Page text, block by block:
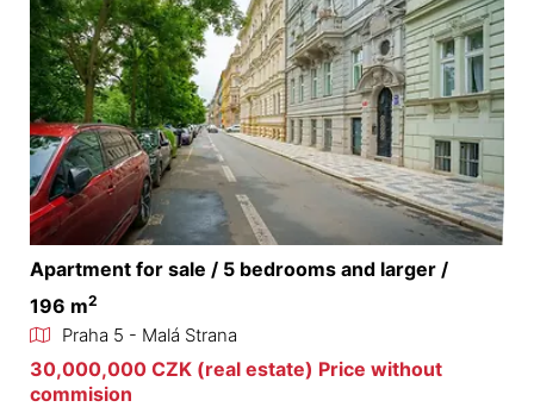
Apartment for sale / 5 bedrooms and larger /
196 m2
Praha 5 - Malá Strana
30,000,000 CZK (real estate) Price without
commision